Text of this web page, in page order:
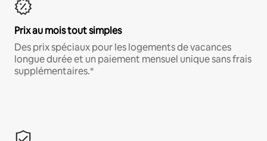
Prix au mois tout simples
Des prix spéciaux pour les logements de vacances
longue durée et un paiement mensuel unique sans frais
supplémentaires.*